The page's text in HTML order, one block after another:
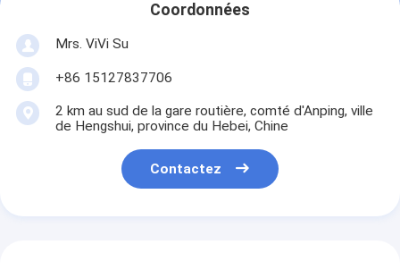
Coordonnées
Mrs. ViVi Su
+86 15127837706
2 km au sud de la gare routière, comté d'Anping, ville
de Hengshui, province du Hebei, Chine
Contactez